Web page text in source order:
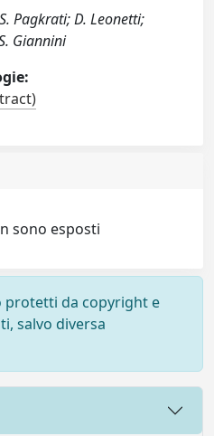
Pagkrati; D. Leonetti;
Giannini
sono esposti
protetti da copyright e
salvo diversa